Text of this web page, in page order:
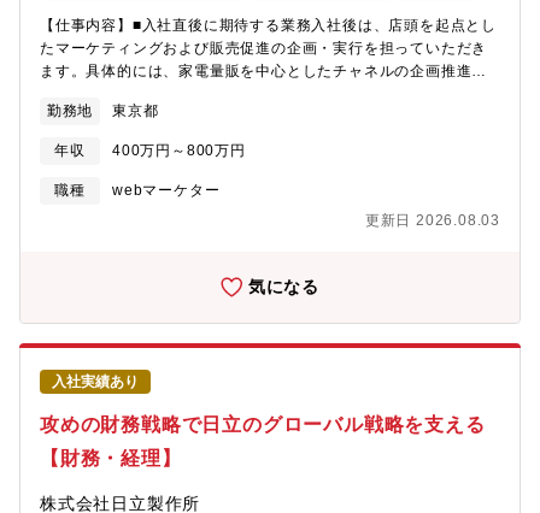
ど、裁量を持って自らのアイデアを形にできる環境です。 少人数
チームでの挑戦を通じて、あなたの技術力と提案力がダイレクト
に事業成長に反映される手応えを感じられます。【技術力】産業
用メカ部品（型レス金属切削・板金加工）の立上げや、量産部品
制】全社共通の階層別・選択型研修やグローバル研修、キャリア
イヤー様ご協力による加工工法や加工現場の理解を深める教育機
会を提供しています。【募集背景】産業用印刷事業は、当社の成
ング活動」の推進と体制強化のため、即戦力となる技術者を募集
大きな力になります。【会社Vision】ブラザーグループビジョン
性をすぐそばで支え、社会の発展と地球の未来に貢献する」をあ
り続けたい姿として置き、業務を推進しています。【職場環境】●
想定残業時間(繁忙期と通常）10～20H/月、繁忙期は30H/月程度●
出張の有無・頻度・行先など海外出張あり。年間3～4回、1週間程
【仕事内容】■入社直後に期待する業務入社後は、店頭を起点とし
たマーケティングおよび販売促進の企画・実行を担っていただき
ます。具体的には、家電量販を中心としたチャネルの企画推進、
に関わる各種ツールのディレクションを通じて、顧客体験の最大
化に取り組んでいただきます。また、プロジェクトマネージャー
として、営業部門との合意形成や社内外の関係者を巻き込んだデ
ィレクションを主体的にリードしていただくことを期待していま
がら、マーケティングとビジネスの両面で活躍いただける環境で
ブランドの成長を牽引する業務に挑戦できるポジションです。
【キャリアパス】即戦力として経験を活かして活躍していただく
ことを期待しています。入社後、ReFaブランドやチャネル（市
場）を理解いただき、個別の案件を担当していただきます。3か月
以内には企画開発を主担当として担当としていただきます。ご経
験に応じ、1－2名のメンバーマネジメントも検討。3年後には5名
程度のメンバーをマネジメントしながらグループ運営の担当を期
待しています。【ポジションの魅力】・事業成長に伴う組織強化
フェーズでコアメンバーとして活躍いただけます。そしてこれか
ー市場と展開していく中で複数の市場を見据えた企画開発も見据
勤務地 東京都
年収 400万円～800万円
職種
webマーケター
更新日 2026.08.03
気になる
入社実績あり
攻めの財務戦略で日立のグローバル戦略を支える
【財務・経理】
株式会社日立製作所